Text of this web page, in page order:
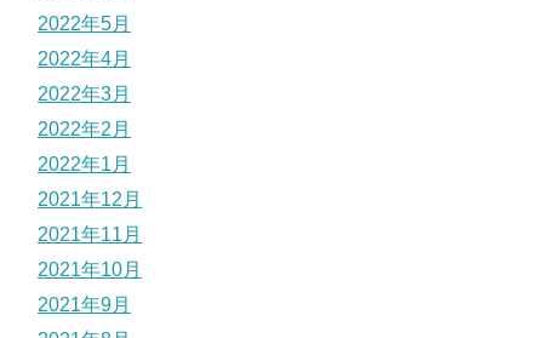
2022年5月
2022年4月
2022年3月
2022年2月
2022年1月
2021年12月
2021年11月
2021年10月
2021年9月